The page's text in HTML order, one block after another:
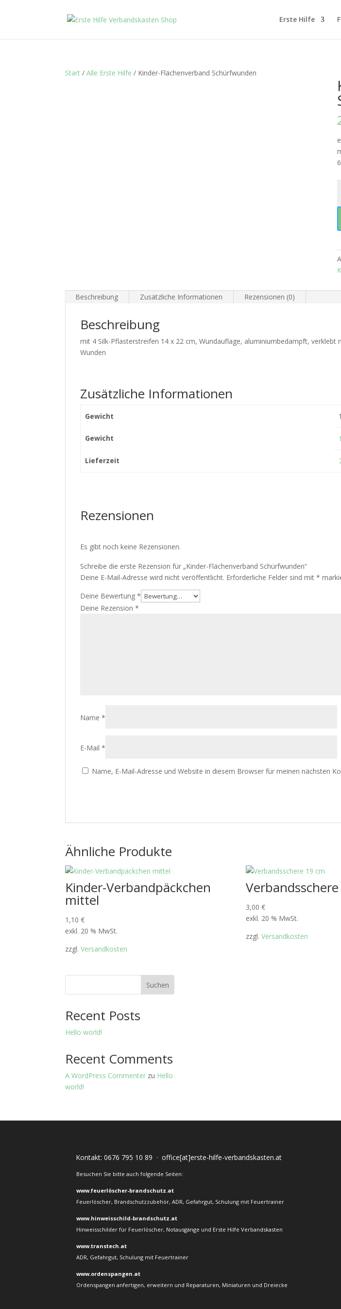
Erste Hilfe
Start /Alle Erste Hilfe / Kinder-Flächenverband Schürfwunden
Beschreibung Zusätzliche Informationen Rezensionen (0)
Beschreibung
mit 4 Silk-Pflasterstreifen 14 x 22 cm, Wundauflage, aluminiumbedampft,
Wunden
Zusätzliche Informationen
Gewicht
Gewicht 1
Lieferzeit
Rezensionen
Es gibt noch keine Rezensionen.
Schreibe die erste Rezension für „Kinder-Flächenverband Schürfwunden“
Deine E-Mail-Adresse wird nicht veröffentlicht. Erforderliche Felder sind mit*
Deine Bewertung*
Deine Rezension*
Name*
E-Mail*
Name, E-Mail-Adresse und Website in diesem Browser für meinen nächsten
Ähnliche Produkte
Kinder-Verbandpäckchen
mittel
1,10€
exkl. 20 % MwSt.
zzgl.Versandkosten
3,00 €
exkl. 20 % MwSt.
zzgl. Versandkosten
Suchen
Recent Posts
Hello world!
Recent Comments
A WordPress Commenter zu Hello
world!
Kontakt:0676 795 10 89 ·office[at]erste-hilfe-verbandskasten.at
Besuchen Sie bitte auch folgende Seiten:
www.feuerlöscher-brandschutz.at
Feuerlöscher, Brandschutzzubehör, ADR, Gefahrgut, Schulung mit Feuertrainer
www.hinweisschild-brandschutz.at
Hinweisschilder für Feuerlöscher, Notausgänge und Erste Hilfe Verbandskasten
www.transtech.at
ADR, Gefahrgut, Schulung mit Feuertrainer
www.ordenspangen.at
Ordenspangen anfertigen, erweitern und Reparaturen, Miniaturen und Dreiecke